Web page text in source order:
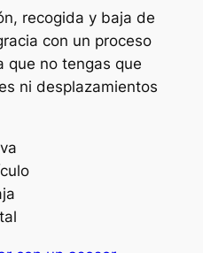
recogida y baja de
con un proceso
que no tengas que
ni desplazamientos